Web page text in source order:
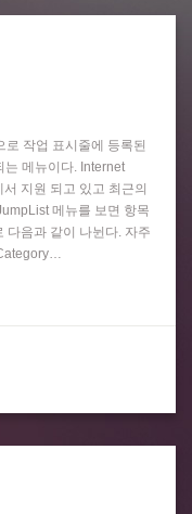
작업 표시줄에 등록된
는 메뉴이다. Internet
지원 되고 있고 최근의
메뉴를 보면 항목
다음과 같이 나뉜다. 자주